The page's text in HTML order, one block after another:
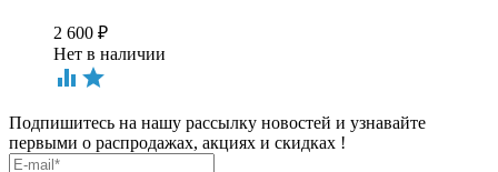
2 600 ₽
Нет в наличии
 
Подпишитесь на нашу рассылку новостей и узнавайте
первыми о распродажах, акциях и скидках !